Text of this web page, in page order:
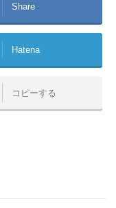
Share
Hatena
コピーする